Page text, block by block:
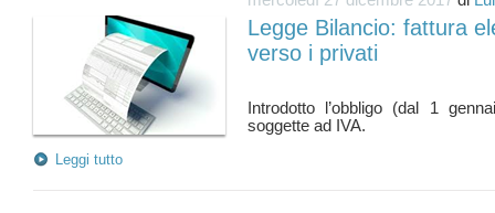
Legge Bilancio: fattura
verso i privati
Introdotto l’obbligo (dal 1
Leggi tutto